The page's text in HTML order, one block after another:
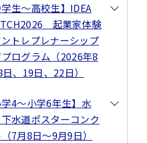
学生～高校生】IDEA
起業家体験
トレプレナーシップ
ログラム（2026年8
、19日、22日）
学4～小学6年生】水
水道ポスターコンク
7月8日～9月9日）